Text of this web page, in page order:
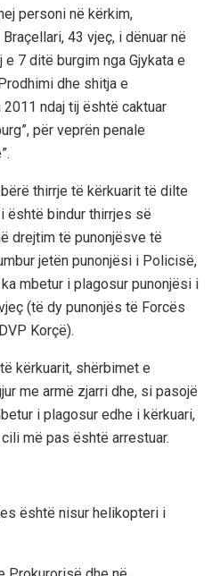
personi në kërkim,
43 vjeç, i dënuar në
7 ditë burgim nga Gjykata e
dhe shitja e
ndaj tij është caktuar
për veprën penale
thirrje të kërkuarit të dilte
është bindur thirrjes së
drejtim të punonjësve të
jetën punonjësi i Policisë,
mbetur i plagosur punonjësi i
(të dy punonjës të Forcës
Korçë).
kërkuarit, shërbimet e
me armë zjarri dhe, si pasojë
i plagosur edhe i kërkuari,
më pas është arrestuar.
është nisur helikopteri i